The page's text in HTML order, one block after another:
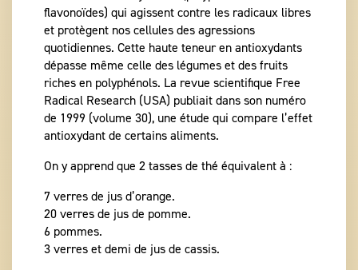
flavonoïdes) qui agissent contre les radicaux libres
et protègent nos cellules des agressions
quotidiennes. Cette haute teneur en antioxydants
dépasse même celle des légumes et des fruits
riches en polyphénols. La revue scientifique Free
Radical Research (USA) publiait dans son numéro
de 1999 (volume 30), une étude qui compare l’effet
antioxydant de certains aliments.
On y apprend que 2 tasses de thé équivalent à :
7 verres de jus d’orange.
20 verres de jus de pomme.
6 pommes.
3 verres et demi de jus de cassis.